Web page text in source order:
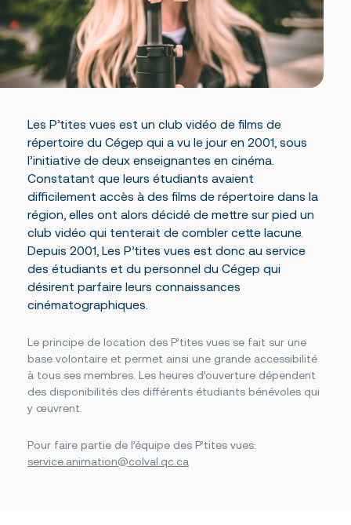
Documents officiels
Politiques, règlements et protocoles
Grand public
Installations
Cliniques-écoles
Académie sportive du Noir et Or
Bibliothèque Armand-Frappier
Foire aux questions
Des établissements sur un grand territoire
Campus principal de Salaberry-de-Valleyfield
Centre d’études collégiales de Saint-Constant
Centre d’études de Vaudreuil-Dorion
Fondation
À propos de la Fondation
Bourses offertes
Je donne à la Fondation
Accès rapides
La rentrée
La Fondation
Bibliothèque Armand-Frappier
Travailler au Cégep
Service des stages et du placement étudiant
Événements
Nouvelles
Conseil d’administration
Bottin du personnel
Foire aux questions Nous joindre
NOUS JOINDRE
Les P’tites vues est un club vidéo de films de
répertoire du Cégep qui a vu le jour en 2001, sous
l’initiative de deux enseignantes en cinéma.
Constatant que leurs étudiants avaient
difficilement accès à des films de répertoire dans la
région, elles ont alors décidé de mettre sur pied un
club vidéo qui tenterait de combler cette lacune.
Depuis 2001, Les P’tites vues est donc au service
des étudiants et du personnel du Cégep qui
désirent parfaire leurs connaissances
cinématographiques.
Le principe de location des P’tites vues se fait sur une
base volontaire et permet ainsi une grande accessibilité
à tous ses membres. Les heures d’ouverture dépendent
des disponibilités des différents étudiants bénévoles qui
y œuvrent.
Pour faire partie de l’équipe des P’tites vues:
service.animation@colval.qc.ca